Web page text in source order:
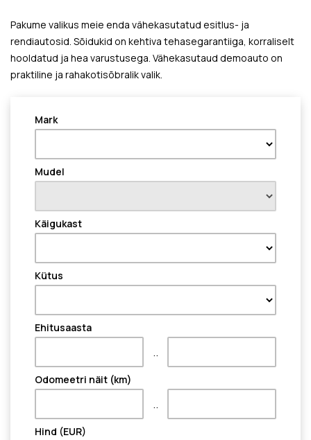
Pakume valikus meie enda vähekasutatud esitlus- ja
rendiautosid. Sõidukid on kehtiva tehasegarantiiga, korraliselt
hooldatud ja hea varustusega. Vähekasutaud demoauto on
praktiline ja rahakotisõbralik valik.
Mark
Mudel
Käigukast
Kütus
Ehitusaasta
..
Odomeetri näit (km)
..
Hind (EUR)